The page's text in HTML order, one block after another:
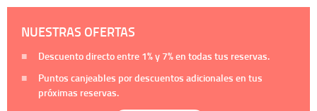
NUESTRAS OFERTAS
Descuento directo entre 1%y 7%en todas tus reservas.
Puntos canjeables por descuentos adicionales en tus
próximas reservas.